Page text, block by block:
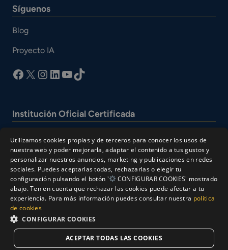
Síguenos
Blog
Proyecto IA
facebook
X Instagram
LinkedIn
YouTube
TikTok
Institución Oficial Certificada
Aviso Legal
Política de Cookies
Utilizamos cookies propias y de terceros para conocer los usos de
nuestra web y poder mejorarla, adaptar el contenido a tus gustos y
personalizar nuestros anuncios, marketing y publicaciones en redes
sociales. Puedes aceptarlas todas, rechazarlas o elegir tu
configuración pulsando el botón '
CONFIGURAR COOKIES' mostrado
abajo. Ten en cuenta que rechazar las cookies puede afectar a tu
experiencia. Para más información puedes consultar nuestra política
de cookies
CONFIGURAR COOKIES
ACEPTAR TODAS LAS COOKIES